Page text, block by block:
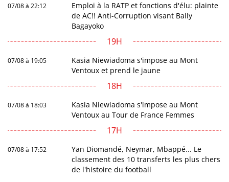
07/08 à 22:12
Emploi à la RATP et fonctions d'élu: plainte
de AC!! Anti-Corruption visant Bally
Bagayoko
19H
07/08 à 19:05
Kasia Niewiadoma s'impose au Mont
Ventoux et prend le jaune
18H
07/08 à 18:03
Kasia Niewiadoma s'impose au Mont
Ventoux au Tour de France Femmes
17H
07/08 à 17:52
Yan Diomandé, Neymar, Mbappé... Le
classement des 10 transferts les plus chers
de l'histoire du football